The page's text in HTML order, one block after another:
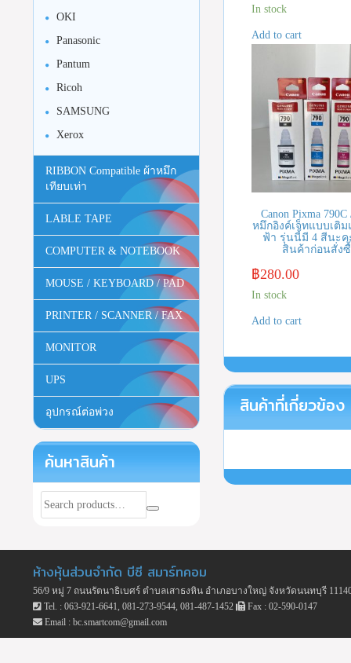
In stock
Add to cart
Canon Pixma
หมึกอิงค์เจ็ทแบบเติ
ฟ้า รุ่นนี้มี 4 สีนะค
สินค้าก่อนสั่ง
฿280.00
In stock
Add to cart
สินค้าที่เกี่ยวข้อง
OKI
Panasonic
Pantum
Ricoh
SAMSUNG
Xerox
RIBBON Compatible ผ้าหมึก
เทียบเท่า
LABLE TAPE
COMPUTER & NOTEBOOK
MOUSE / KEYBOARD / PAD
PRINTER / SCANNER / FAX
MONITOR
UPS
อุปกรณ์ต่อพ่วง
ค้นหาสินค้า
ห้างหุ้นส่วนจำกัด บีซี สมาร์ทคอม
56/9 หมู่ 7 ถนนรัตนาธิเบศร์ ตำบลเสาธงหิน อำเภอบางใหญ่ จังหวัดนนทบุรี
Tel. : 063-921-6641, 081-273-9544, 081-487-1452
Fax : 02-590-0147
Email : bc.smartcom@gmail.com